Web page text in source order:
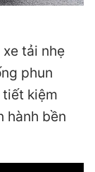
xe tải nhẹ
phun
tiết kiệm
hành bền